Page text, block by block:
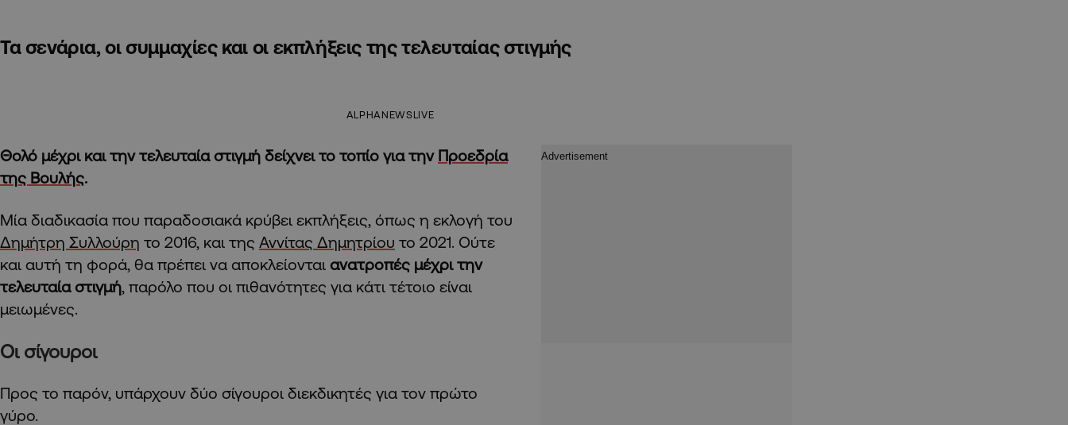
Τα σενάρια, οι συμμαχίες και οι εκπλήξεις της τελευταίας στιγμής
ALPHANEWSLIVE
Θολό μέχρι και την τελευταία στιγμή δείχνει το τοπίο για την Προεδρία
της Βουλής.
Μία διαδικασία που παραδοσιακά κρύβει εκπλήξεις, όπως η εκλογή του
Δημήτρη Συλλούρη το 2016, και της Αννίτας Δημητρίου το 2021. Ούτε
και αυτή τη φορά, θα πρέπει να αποκλείονται ανατροπές μέχρι την
τελευταία στιγμή, παρόλο που οι πιθανότητες για κάτι τέτοιο είναι
μειωμένες.
Οι σίγουροι
Προς το παρόν, υπάρχουν δύο σίγουροι διεκδικητές για τον πρώτο
γύρο.